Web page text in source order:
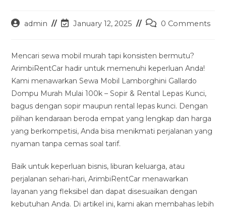
Postadmin
PostJanuary 12, 2025
Post0 Comments
Mencari sewa mobil murah tapi konsisten bermutu?
ArimbiRentCar hadir untuk memenuhi keperluan Anda!
Kami menawarkan Sewa Mobil Lamborghini Gallardo
Dompu Murah Mulai 100k – Sopir & Rental Lepas Kunci,
bagus dengan sopir maupun rental lepas kunci. Dengan
pilihan kendaraan beroda empat yang lengkap dan harga
yang berkompetisi, Anda bisa menikmati perjalanan yang
nyaman tanpa cemas soal tarif.
Baik untuk keperluan bisnis, liburan keluarga, atau
perjalanan sehari-hari, ArimbiRentCar menawarkan
layanan yang fleksibel dan dapat disesuaikan dengan
kebutuhan Anda. Di artikel ini, kami akan membahas lebih